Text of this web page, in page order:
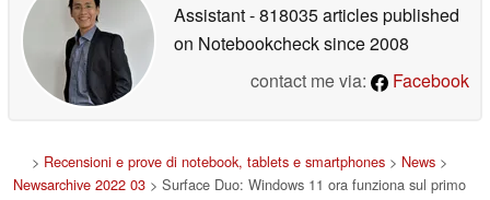
Assistant- 818035 articles published
on Notebookchecksince 2008
contact me via:
Facebook
> Recensioni e prove di notebook, tablets e smartphones > News >
Newsarchive 2022 03 > Surface Duo: Windows 11 ora funziona sul primo